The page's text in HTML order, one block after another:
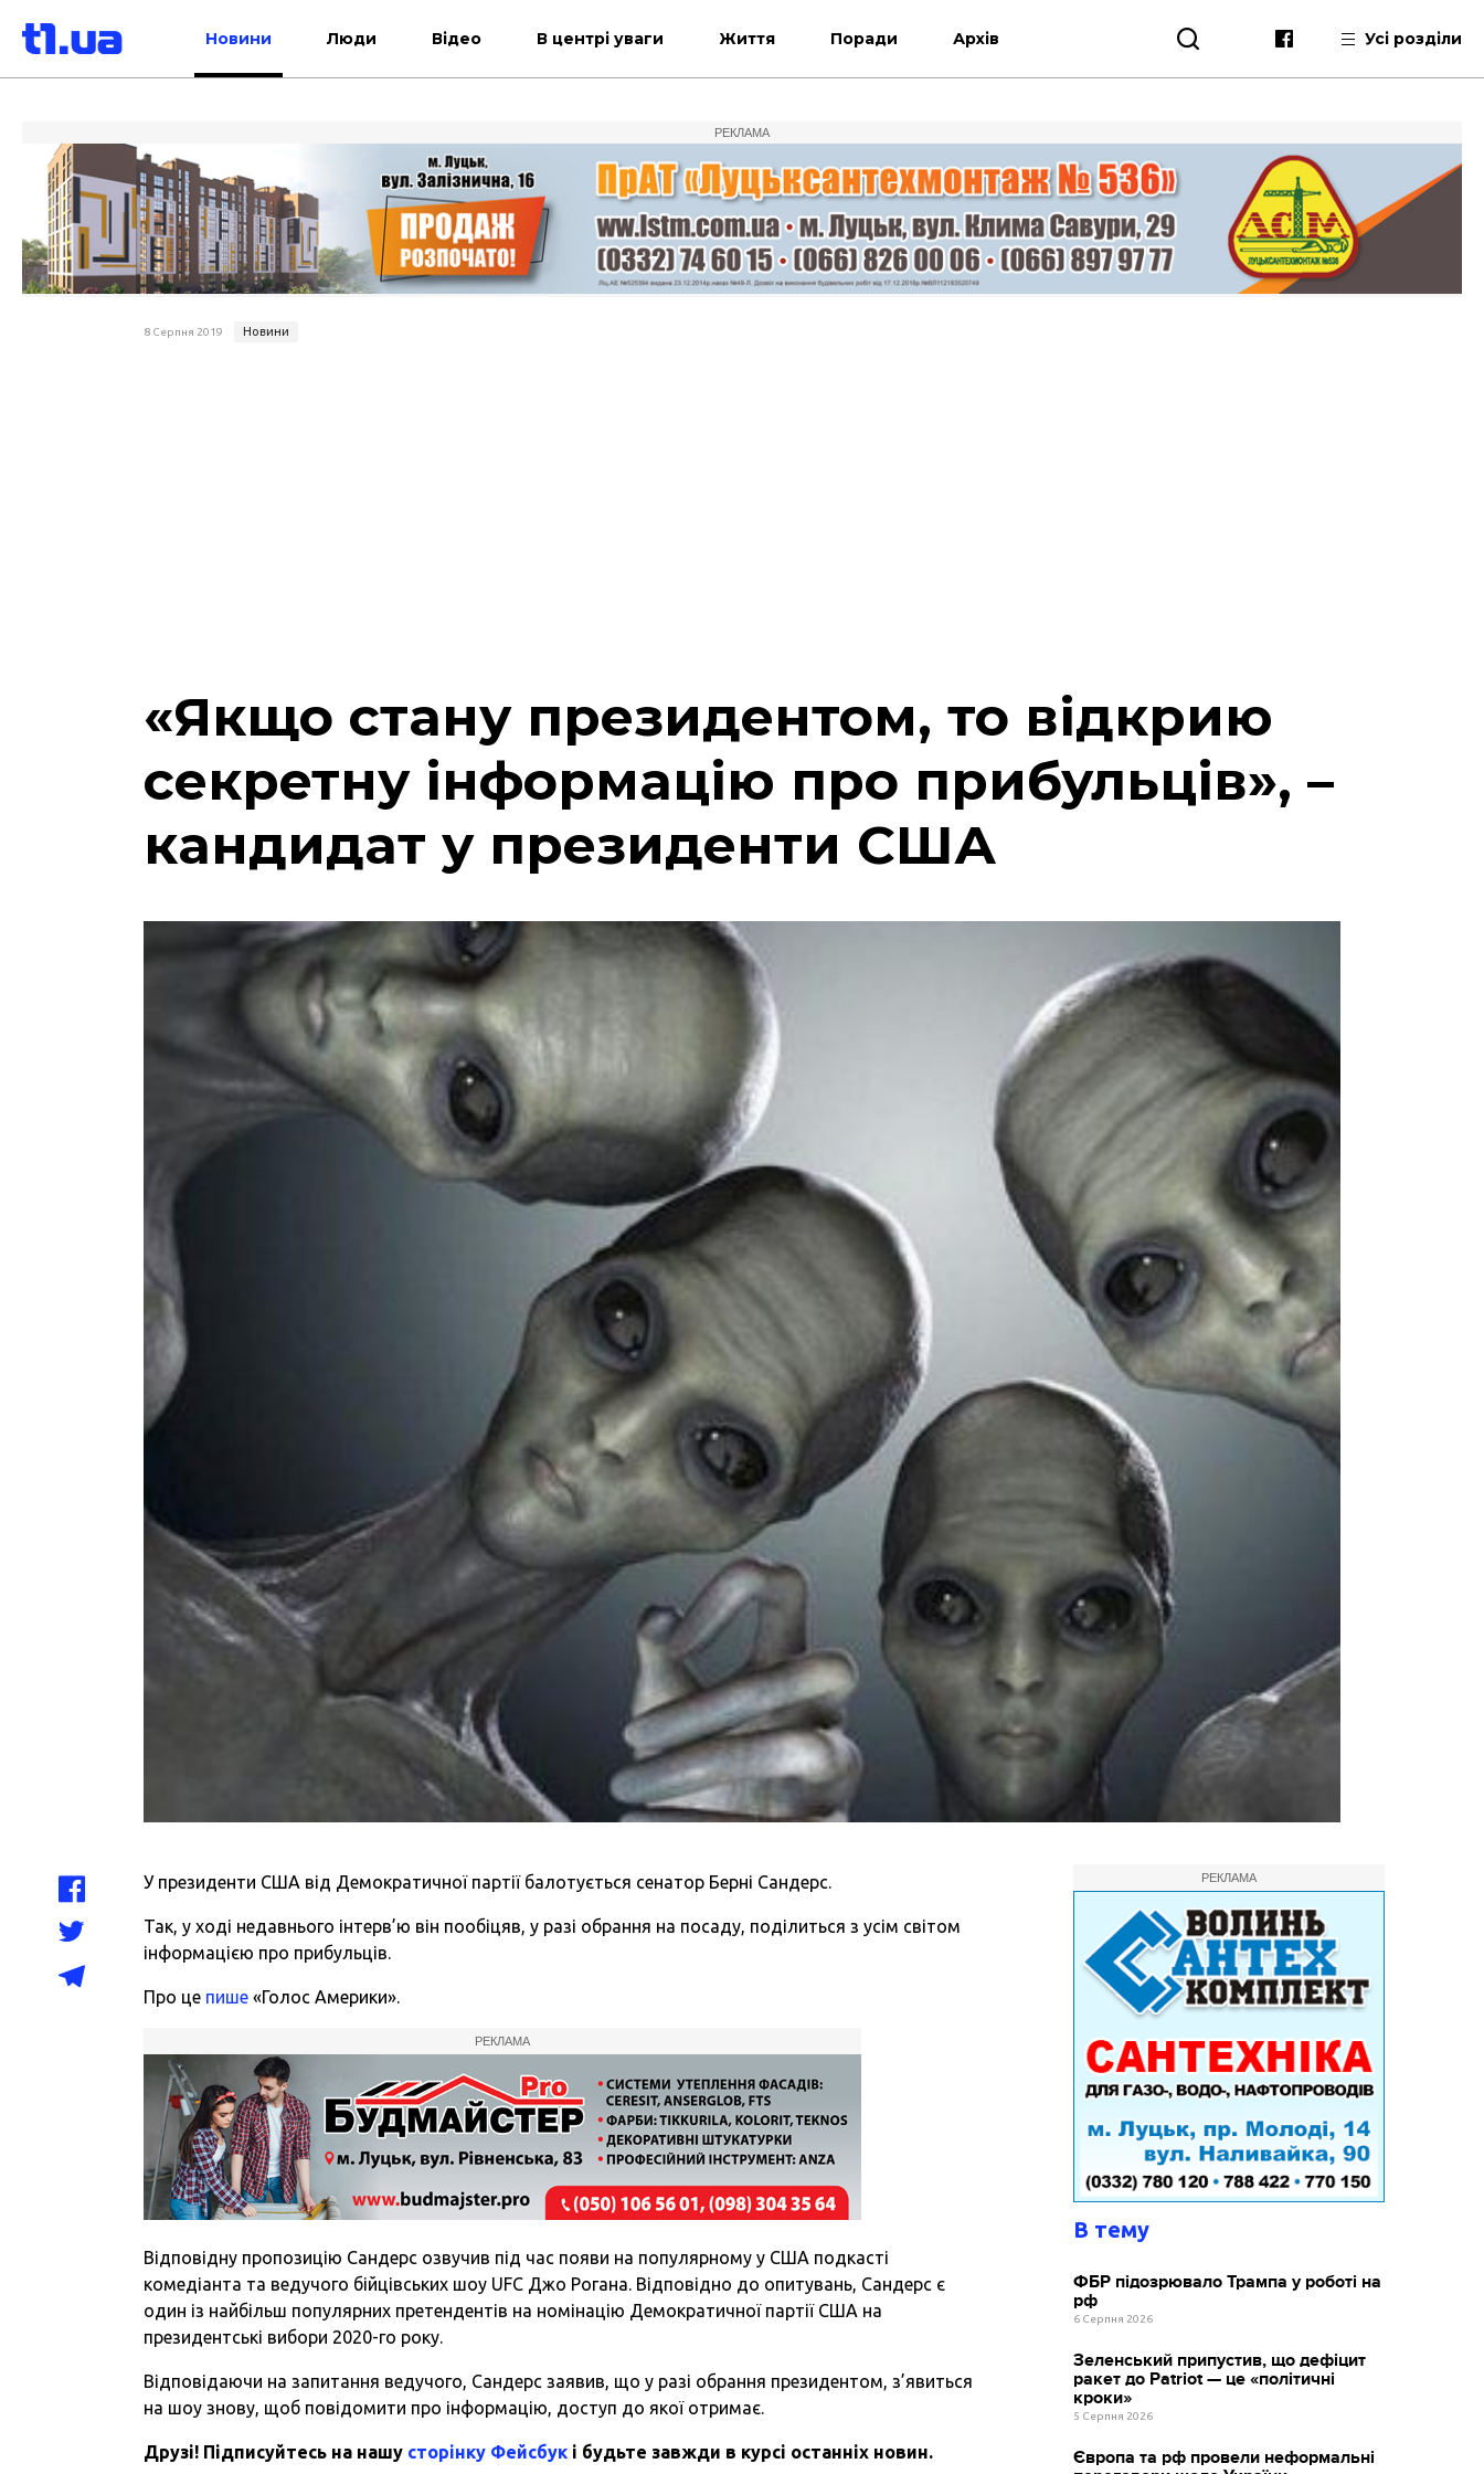
Новини Люди Відео В центрі уваги Життя Поради Архів Усі розділи
РЕКЛАМА
8 Серпня 2019 Новини
«Якщо стану президентом, то відкрию
секретну інформацію про прибульців», –
кандидат у президенти США
У президенти США від Демократичної партії балотується сенатор Берні Сандерс.
Так, у ході недавнього інтерв’ю він пообіцяв, у разі обрання на посаду, поділиться з усім світом
інформацією про прибульців.
Про це пише «Голос Америки».
РЕКЛАМА
Відповідну пропозицію Сандерс озвучив під час появи на популярному у США подкасті
комедіанта та ведучого бійцівських шоу UFC Джо Рогана. Відповідно до опитувань, Сандерс є
один із найбільш популярних претендентів на номінацію Демократичної партії США на
президентські вибори 2020-го року.
Відповідаючи на запитання ведучого, Сандерс заявив, що у разі обрання президентом, з’явиться
на шоу знову, щоб повідомити про інформацію, доступ до якої отримає.
Друзі! Підписуйтесь на нашу сторінку Фейсбук і будьте завжди в курсі останніх новин.
РЕКЛАМА
В тему
ФБР підозрювало Трампа у роботі на
рф
6 Серпня 2026
Зеленський припустив, що дефіцит
ракет до Patriot — це «політичні
кроки»
5 Серпня 2026
Європа та рф провели неформальні